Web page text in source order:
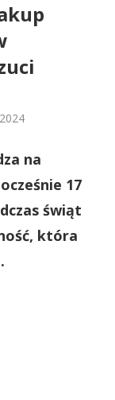
na
17
świąt
która